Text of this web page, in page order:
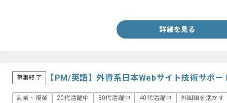
詳細を見る
募集終了 【PM/英語】外資系日本Webサイト技術サポ
副業・複業 20代活躍中 30代活躍中 40代活躍中
外国語を活かす